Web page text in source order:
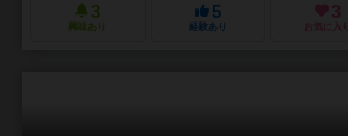
3
興味あり
5
経験あり
3
お気に入り